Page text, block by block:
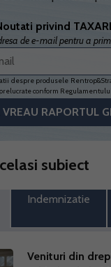
privind
de e-mail pentru a
despre produsele
conform
subiect
Indemnizatie
Venituri din